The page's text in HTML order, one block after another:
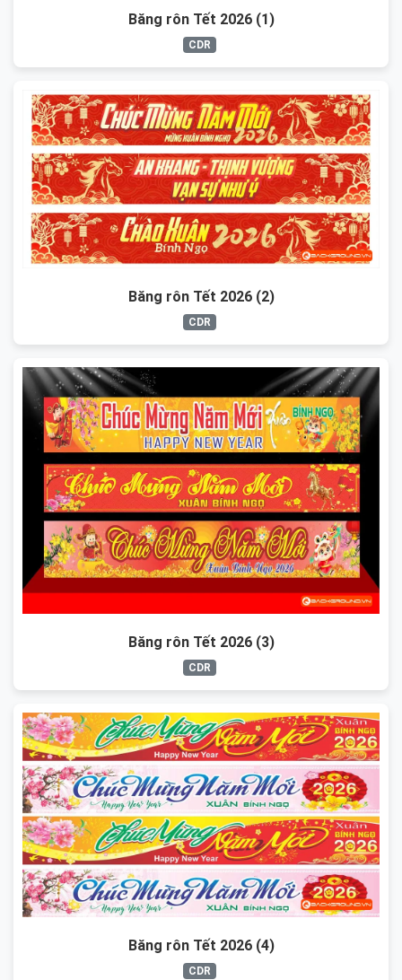
Băng rôn Tết 2026 (1)
CDR
Băng rôn Tết 2026 (2)
CDR
Băng rôn Tết 2026 (3)
CDR
Băng rôn Tết 2026 (4)
CDR